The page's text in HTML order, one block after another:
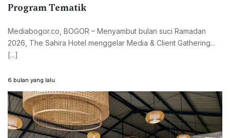
Program Tematik
Mediabogor.co, BOGOR – Menyambut bulan suci Ramadan
2026, The Sahira Hotel menggelar Media & Client Gathering...
[...]
6 bulan yang lalu